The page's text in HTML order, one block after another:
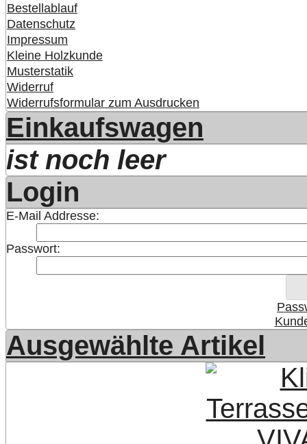
Bestellablauf
Datenschutz
Impressum
Kleine Holzkunde
Musterstatik
Widerruf
Widerrufsformular zum Ausdrucken
Einkaufswagen
ist noch leer
Login
E-Mail Addresse:
Passwort:
Ausgewählte Artikel